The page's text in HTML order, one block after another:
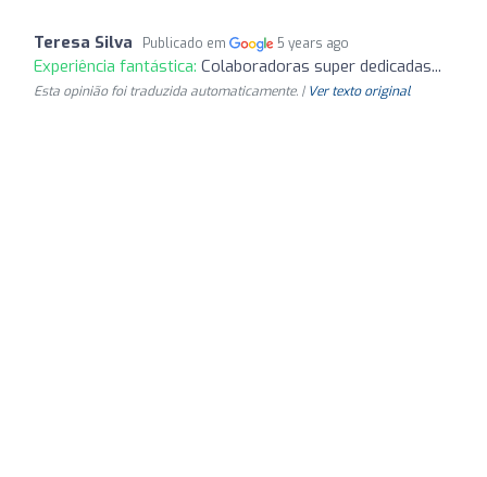
Teresa Silva Publicado em 5 years ago
Experiência fantástica: Colaboradoras super dedicadas...
Esta opinião foi traduzida automaticamente. | Ver texto original